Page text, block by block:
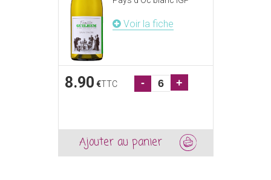
Voir la fiche
8.90 €TTC - +
Ajouter au panier